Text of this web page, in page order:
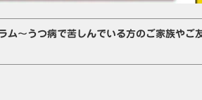
ム～うつ病で苦しんでいる方のご家族やご